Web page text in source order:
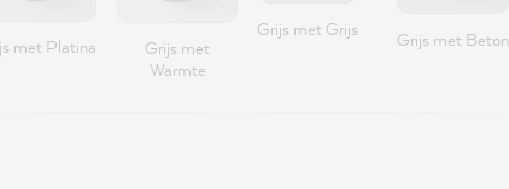
met Platina
Grijs met
Warmte
Grijs met Grijs Grijs met Beton